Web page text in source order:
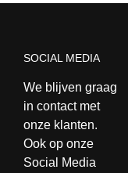
SOCIAL MEDIA
We blijven graag
in contact met
onze klanten.
Ook op onze
Social Media